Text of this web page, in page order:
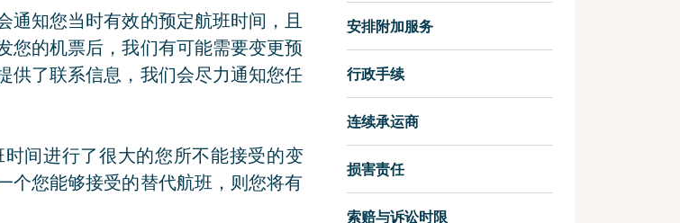
通知您当时有效的预定航班时间，且
您的机票后，我们有可能需要变更预
供了联系信息，我们会尽力通知您任
间进行了很大的您所不能接受的变
个您能够接受的替代航班，则您将有
安排附加服务
行政手续
连续承运商
损害责任
索赔与诉讼时限